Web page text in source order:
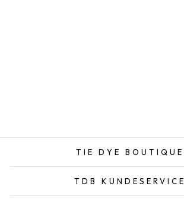
TIE DYE BOUTIQUE
TDB KUNDESERVICE